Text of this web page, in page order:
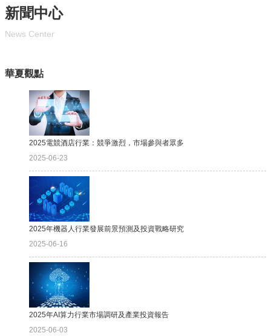
新聞中心
News Center
華夏觀點
2025電競酒店行業：競爭激烈，市場參與者眾多
2025-06-23
2025年機器人行業發展前景預測及投資戰略研究
2025-06-16
2025年AI算力行業市場調研及產業投資報告
2025-06-03